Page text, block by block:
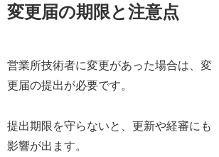
変更届の期限と注意点
営業所技術者に変更があった場合は、変
更届の提出が必要です。
提出期限を守らないと、更新や経審にも
影響が出ます。